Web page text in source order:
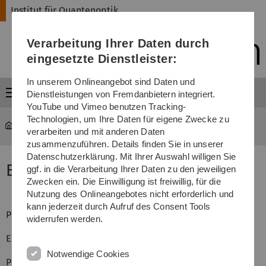
Direkt
Direkt
Direkt
(Sprache,
Drucken,
Media)
Direkt
Direkt
Institut für Quantenoptik
Menü
Institut für Quantenoptik EU-Projekt DIAMANT
EU-Projekt DIAMANT
Projekttitel: Diamond based atomic nanotechnologies
EU-Programm Akronym: FP7-ICT
Programm: Future and Emerging Technologies
Verarbeitung Ihrer Daten durch
eingesetzte Dienstleister:
In unserem Onlineangebot sind Daten und
Dienstleistungen von Fremdanbietern integriert.
YouTube und Vimeo benutzen Tracking-
Technologien, um Ihre Daten für eigene Zwecke zu
verarbeiten und mit anderen Daten
zusammenzuführen. Details finden Sie in unserer
Datenschutzerklärung. Mit Ihrer Auswahl willigen Sie
ggf. in die Verarbeitung Ihrer Daten zu den jeweiligen
Zwecken ein. Die Einwilligung ist freiwillig, für die
Nutzung des Onlineangebotes nicht erforderlich und
kann jederzeit durch Aufruf des Consent Tools
widerrufen werden.
Notwendige Cookies